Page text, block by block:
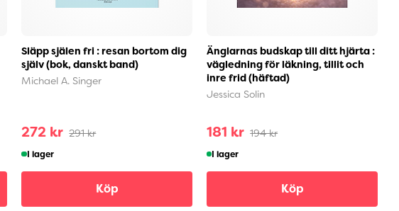
Släpp själen fri : resan bortom dig
själv (bok, danskt band)
Michael A. Singer
272 kr 291 kr
I lager
Köp
Änglarnas budskap till ditt hjärta :
vägledning för läkning, tillit och
inre frid (häftad)
Jessica Solin
181 kr 194 kr
I lager
Köp